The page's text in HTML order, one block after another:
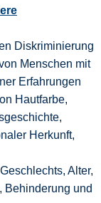
Diskriminierung
Menschen mit
Erfahrungen
Hautfarbe,
Herkunft,
Alter,
Behinderung und